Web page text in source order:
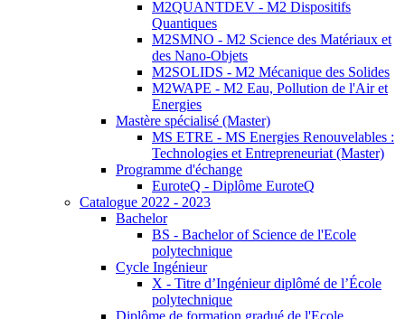
M2QUANTDEV - M2 Dispositifs
Quantiques
M2SMNO - M2 Science des Matériaux et
des Nano-Objets
M2SOLIDS - M2 Mécanique des Solides
M2WAPE - M2 Eau, Pollution de l'Air et
Energies
Mastère spécialisé (Master)
MS ETRE - MS Energies Renouvelables :
Technologies et Entrepreneuriat (Master)
Programme d'échange
EuroteQ - Diplôme EuroteQ
Catalogue 2022 - 2023
Bachelor
BS - Bachelor of Science de l'Ecole
polytechnique
Cycle Ingénieur
X - Titre d’Ingénieur diplômé de l’École
polytechnique
Diplôme de formation gradué de l'Ecole